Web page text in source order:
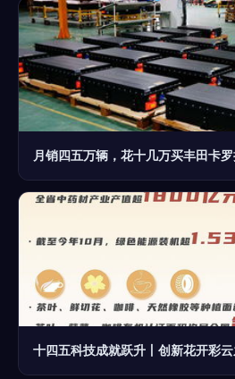
月销四五万辆，花十几万买丰田卡